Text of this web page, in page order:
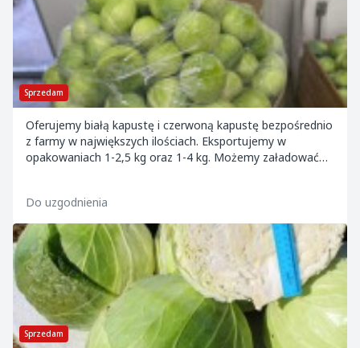
Sprzedam
Oferujemy białą kapustę i czerwoną kapustę bezpośrednio
z farmy w największych ilościach. Eksportujemy w
opakowaniach 1-2,5 kg oraz 1-4 kg. Możemy załadować
Do uzgodnienia
Sprzedam